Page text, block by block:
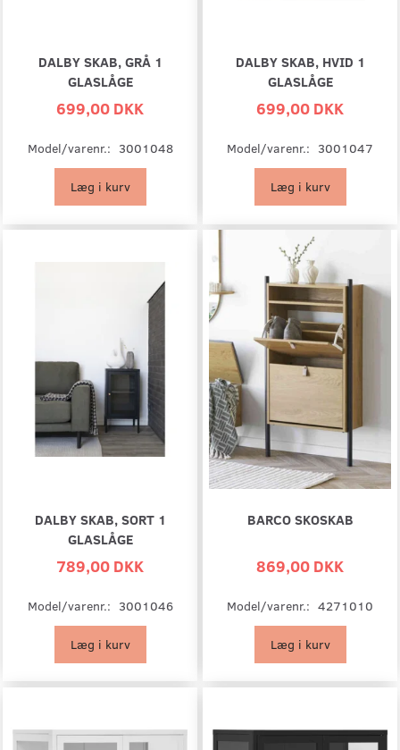
DALBY SKAB, GRÅ 1
GLASLÅGE
699,00 DKK
Model/varenr.: 3001048
Læg i kurv
DALBY SKAB, HVID 1
GLASLÅGE
699,00 DKK
Model/varenr.: 3001047
Læg i kurv
DALBY SKAB, SORT 1
GLASLÅGE
789,00 DKK
Model/varenr.: 3001046
Læg i kurv
BARCO SKOSKAB
869,00 DKK
Model/varenr.: 4271010
Læg i kurv